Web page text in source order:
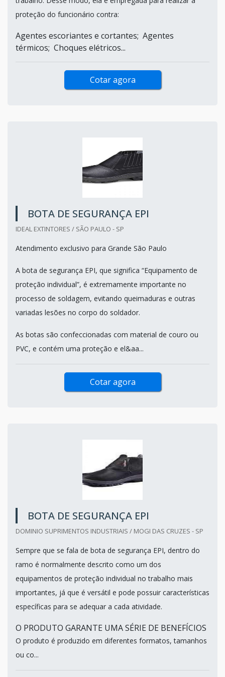
proteção do funcionário contra:
Agentes escoriantes e cortantes; Agentes
térmicos; Choques elétricos...
Cotar agora
BOTA DE SEGURANÇA EPI
IDEAL EXTINTORES / SÃO PAULO - SP
Atendimento exclusivo para Grande São Paulo
A bota de segurança EPI, que significa “Equipamento de
proteção individual”, é extremamente importante no
processo de soldagem, evitando queimaduras e outras
variadas lesões no corpo do soldador.
As botas são confeccionadas com material de couro ou
PVC, e contém uma proteção e el&aa...
Cotar agora
BOTA DE SEGURANÇA EPI
DOMINIO SUPRIMENTOS INDUSTRIAIS / MOGI DAS CRUZES - SP
Sempre que se fala de bota de segurança EPI, dentro do
ramo é normalmente descrito como um dos
equipamentos de proteção individual no trabalho mais
importantes, já que é versátil e pode possuir características
específicas para se adequar a cada atividade.
O PRODUTO GARANTE UMA SÉRIE DE BENEFÍCIOS
O produto é produzido em diferentes formatos, tamanhos
ou co...